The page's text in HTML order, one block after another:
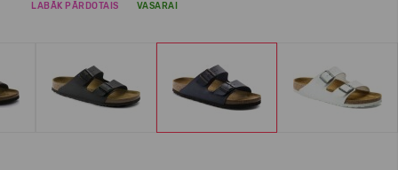
LABĀK PĀRDOTAIS VASARAI